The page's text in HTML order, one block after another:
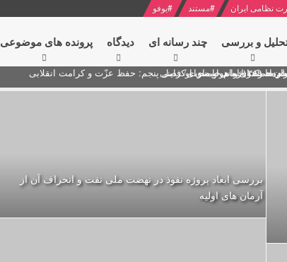
نظامی ایران #مستند #یوفو
و بررسی چند رسانه ای دیدگاه‌ پرونده های موضوعی
درباره هواپیمای اوکراینی
خامنه ای
+ نکته خوانی و صوت
بررسی ابعاد پروژه نفوذ در نهضت ملی نفت و انحراف آن از
آرمان های اولیه